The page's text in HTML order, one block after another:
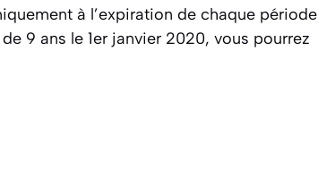
à l’expiration de chaque période
9 ans le 1er janvier 2020, vous pourrez